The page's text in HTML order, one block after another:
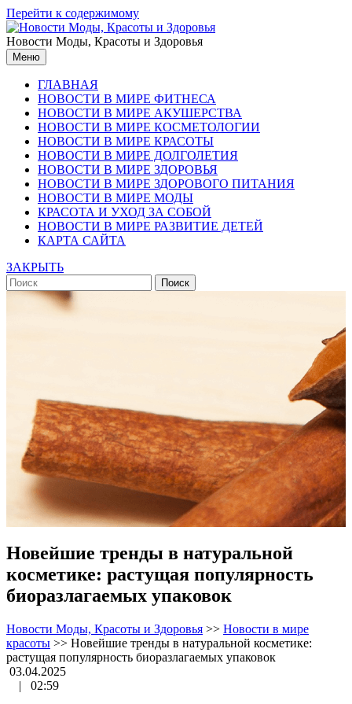
Перейти к содержимому
Новости Моды, Красоты и Здоровья
Меню
ГЛАВНАЯ
НОВОСТИ В МИРЕ ФИТНЕСА
НОВОСТИ В МИРЕ АКУШЕРСТВА
НОВОСТИ В МИРЕ КОСМЕТОЛОГИИ
НОВОСТИ В МИРЕ КРАСОТЫ
НОВОСТИ В МИРЕ ДОЛГОЛЕТИЯ
НОВОСТИ В МИРЕ ЗДОРОВЬЯ
НОВОСТИ В МИРЕ ЗДОРОВОГО ПИТАНИЯ
НОВОСТИ В МИРЕ МОДЫ
КРАСОТА И УХОД ЗА СОБОЙ
НОВОСТИ В МИРЕ РАЗВИТИЕ ДЕТЕЙ
КАРТА САЙТА
ЗАКРЫТЬ
Новейшие тренды в натуральной
косметике: растущая популярность
биоразлагаемых упаковок
Новости Моды, Красоты и Здоровья >> Новости в мире
красоты >> Новейшие тренды в натуральной косметике:
растущая популярность биоразлагаемых упаковок
03.04.2025
|
02:59